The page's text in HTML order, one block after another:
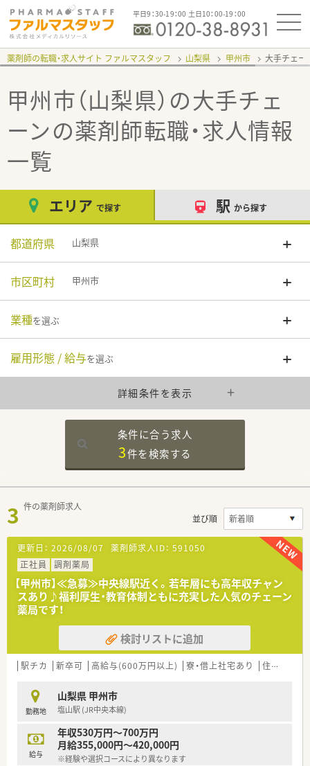
平日9：30-19：00 土日10：00-19：00
薬剤師の転職・求人サイト ファルマスタッフ 山梨県 甲州市 大手チェー
甲州市（山梨県）の大手チェ
ーンの薬剤師転職・求人情報
一覧
エリア で探す 駅 から探す
都道府県 山梨県
市区町村 甲州市
業種を選ぶ
雇用形態 / 給与を選ぶ
詳細条件を表示
条件に合う求人
3件を検索する
3 件の薬剤師求人
並び順
更新日： 2026/08/07 薬剤師求人ID： 591050
正社員
調剤薬局
【甲州市】≪急募≫中央線駅近く。若年層にも高年収チャン
スあり♪福利厚生・教育体制ともに充実した人気のチェーン
薬局です！
検討リストに追加
駅チカ 新卒可 高給与(600万円以上) 寮・借上社宅あり 住宅補助(手当)あり
勤務地
山梨県 甲州市
塩山駅 (JR中央本線)
給与
年収530万円～700万円
月給355,000円～420,000円
※経験や選択コースにより異なります